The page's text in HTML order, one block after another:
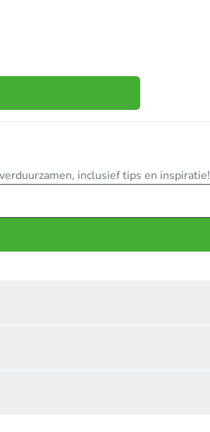
inclusief tips en inspiratie!